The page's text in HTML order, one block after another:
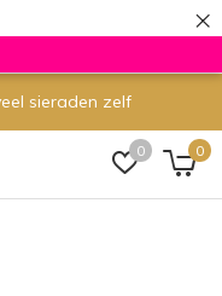
×
0 0
sieraden zelf